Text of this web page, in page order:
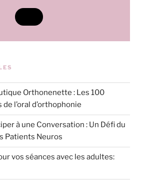
Orthonenette : Les 100
l’oral d’orthophonie
à une Conversation : Un Défi du
Patients Neuros
vos séances avec les adultes: